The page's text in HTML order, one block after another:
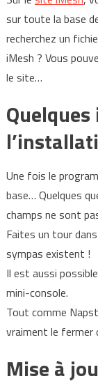
sur toute la base
recherchez un
iMesh ? Vous
le site…
Une fois le
base… Quelques
champs ne sont
Faites un tour
sympas existent !
Il est aussi
mini-console.
Tout comme
vraiment le fermer
Mise à